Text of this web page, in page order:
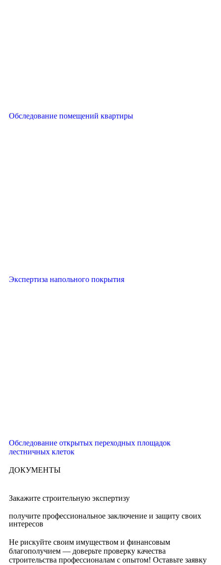
Обследование помещений квартиры
Экспертиза напольного покрытия
Обследование открытых переходных площадок
лестничных клеток
ДОКУМЕНТЫ
Закажите строительную экспертизу
получите профессиональное заключение и защиту своих
интересов
Не рискуйте своим имуществом и финансовым
благополучием — доверьте проверку качества
строительства профессионалам с опытом! Оставьте заявку